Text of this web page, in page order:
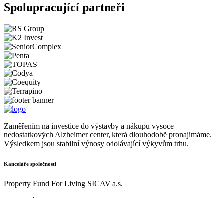
Spolupracující partneři
Zaměřením na investice do výstavby a nákupu vysoce
nedostatkových Alzheimer center, která dlouhodobě pronajímáme.
Výsledkem jsou stabilní výnosy odolávající výkyvům trhu.
Kanceláře společnosti
Property Fund For Living SICAV a.s.